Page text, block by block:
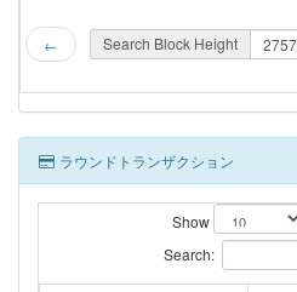
← Search Block Height
ラウンドトランザクション
Show
Search: